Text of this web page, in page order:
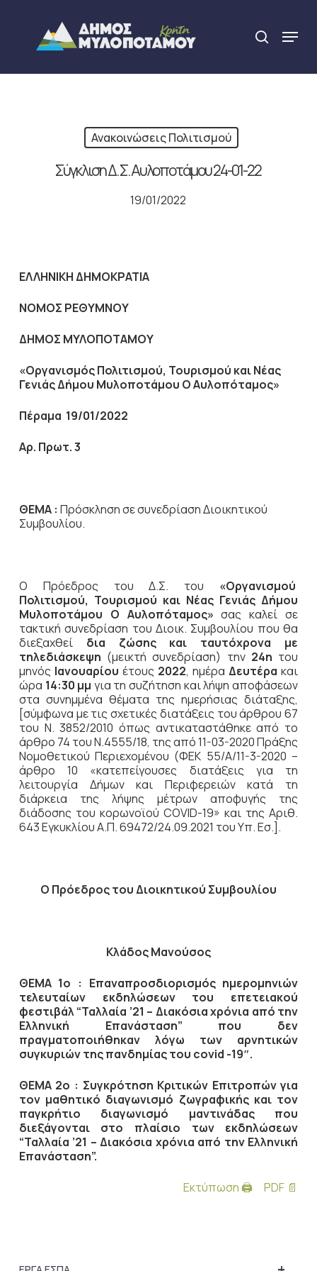
content
search
Menu
Ανακοινώσεις Πολιτισμού
Σύγκλιση Δ. Σ. Αυλοποτάμου 24-01-22
19/01/2022
ΕΛΛΗΝΙΚΗ ΔΗΜΟΚΡΑΤΙΑ
NOMOΣ ΡΕΘΥΜΝΟΥ
ΔΗΜΟΣ ΜΥΛΟΠΟΤΑΜΟΥ
«Οργανισμός Πολιτισμού, Τουρισμού και Νέας
Γενιάς Δήμου Μυλοποτάμου Ο Αυλοπόταμος»
Πέραμα 19/01/2022
Αρ. Πρωτ. 3
ΘΕΜΑ : Πρόσκληση σε συνεδρίαση Διοικητικού
Συμβουλίου.
Ο Πρόεδρος του Δ.Σ. του «Οργανισμού
Πολιτισμού, Τουρισμού και Νέας Γενιάς Δήμου
Μυλοποτάμου Ο Αυλοπόταμος»σας καλεί σε
τακτική συνεδρίαση του Διοικ. Συμβουλίου που θα
διεξαχθείδια ζώσης και ταυτόχρονα με
τηλεδιάσκεψη (μεικτή συνεδρίαση) την 24η του
μηνός Ιανουαρίου έτους 2022, ημέραΔευτέρακαι
ώρα 14:30 μμ για τη συζήτηση και λήψη αποφάσεων
στα συνημμένα θέματα της ημερήσιας διάταξης,
[σύμφωνα με τις σχετικές διατάξεις του άρθρου 67
του Ν. 3852/2010 όπως αντικαταστάθηκε από το
άρθρο 74 του Ν.4555/18, της από 11-03-2020 Πράξης
Νομοθετικού Περιεχομένου (ΦΕΚ 55/Α/11-3-2020 –
άρθρο 10 «κατεπείγουσες διατάξεις για τη
λειτουργία Δήμων και Περιφερειών κατά τη
διάρκεια της λήψης μέτρων αποφυγής της
διάδοσης του κορωνοϊού COVID-19» και της Αριθ.
643 Εγκυκλίου Α.Π. 69472/24.09.2021 του Υπ. Εσ.].
Ο Πρόεδρος του Διοικητικού Συμβουλίου
Κλάδος Μανούσος
ΘΕΜΑ 1ο : Επαναπροσδιορισμός ημερομηνιών
τελευταίων εκδηλώσεων του επετειακού
φεστιβάλ “Ταλλαία ’21 – Διακόσια χρόνια από την
Ελληνική Επανάσταση” που δεν
πραγματοποιήθηκαν λόγω των αρνητικών
συγκυριών της πανδημίας του covid -19″.
ΘΕΜΑ 2ο : Συγκρότηση Κριτικών Επιτροπών για
τον μαθητικό διαγωνισμό ζωγραφικής και τον
παγκρήτιο διαγωνισμό μαντινάδας που
διεξάγονται στο πλαίσιο των εκδηλώσεων
“Ταλλαία ’21 – Διακόσια χρόνια από την Ελληνική
Επανάσταση”.
Εκτύπωση 🖨
PDF 📄
Close